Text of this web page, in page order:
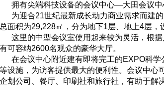
拥有尖端科技设备的会议中心—大田会议中
为迎合21世纪最新成长动力商业需求而建的
总面积为29,228㎡，分为地下1层、地上4层，
这里的中型会议室使用起来较为灵活，根据
有可容纳2600名观众的豪华大厅。
在会议中心附近建有即将完工的EXPO科学
等设施，为访客提供最大的便利性。会议中心
企划公司、餐厅、印刷社和旅行社，有助于解